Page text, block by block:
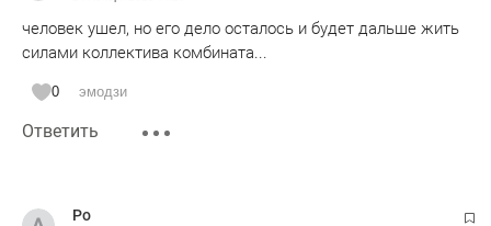
человек ушел, но его дело осталось и будет дальше жить
силами коллектива комбината...
0 эмодзи
Ответить
Ро